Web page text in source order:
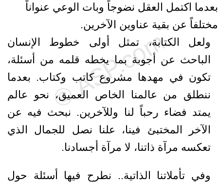
بعدما اكتمل العقل نضوجاً وبات الوعي عنواناً
مختلفاً عن بقية عناوين الآخرين.
ولعل الكتابة، تمثل أولى خطوط الإنسان
الباحث عن أجوبة بما يخطه قلمه من أسئلة،
تكون في مهدها مشروع كاتب وكتاب. بعدما
ننطلق من عالمنا الخاص العميق، نحو عالم
يمتد فضاء رحباً لنا وللآخرين. نبحث فيه عن
الآخر المختبئ فينا، علنا نصل للجمال الذي
تعكسه مرآة ذاتنا، لا مرآة أجسادنا.
وفي تأملاتنا الذاتية.. نطرح فيها أسئلة حول